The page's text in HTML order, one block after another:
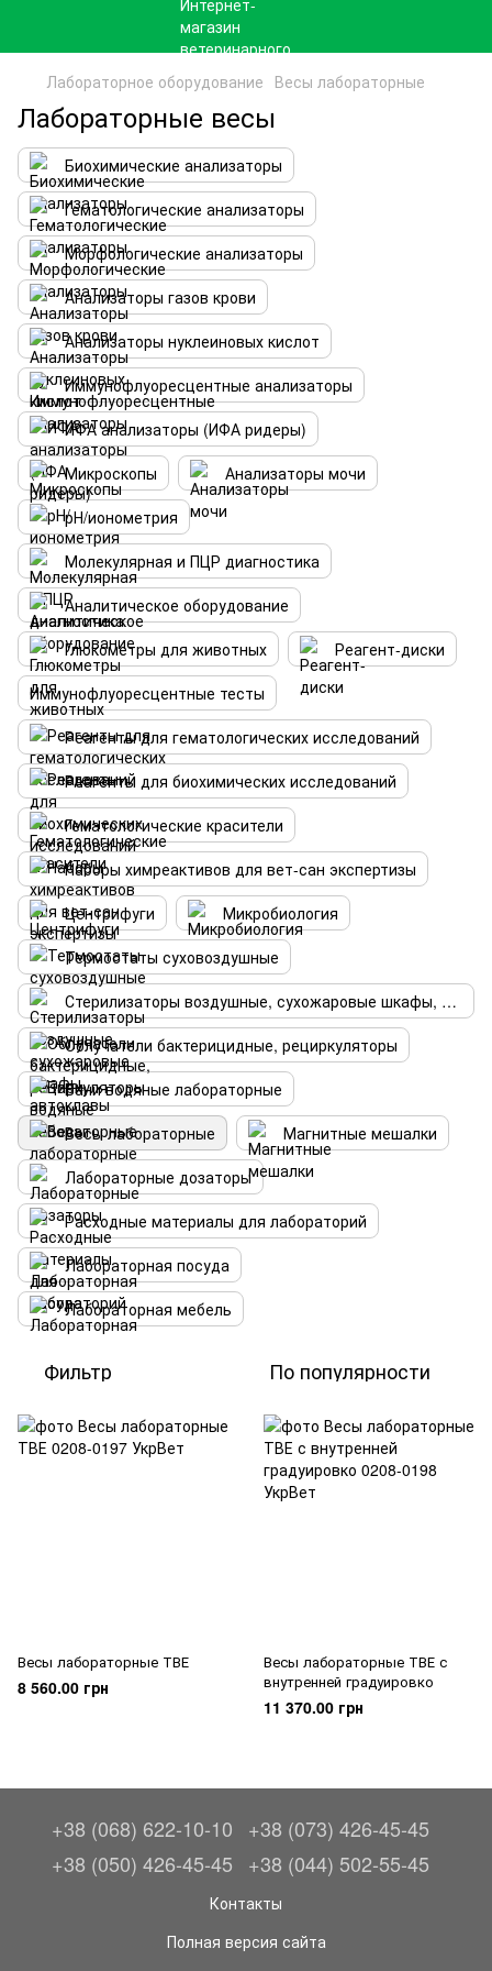
Лабораторное оборудование Весы лабораторные
Лабораторные весы
Биохимические анализаторы
Гематологические анализаторы
Морфологические анализаторы
Анализаторы газов крови
Анализаторы нуклеиновых кислот
Иммунофлуоресцентные анализаторы
ИФА анализаторы (ИФА ридеры)
Микроскопы
Анализаторы мочи
рН/ионометрия
Молекулярная и ПЦР диагностика
Аналитическое оборудование
Глюкометры для животных
Реагент-диски
Иммунофлуоресцентные тесты
Реагенты для гематологических исследований
Реагенты для биохимических исследований
Гематологические красители
Наборы химреактивов для вет-сан экспертизы
Центрифуги
Микробиология
Термостаты суховоздушные
Стерилизаторы воздушные, сухожаровые шкафы, автоклавы
Облучатели бактерицидные, рециркуляторы
Бани водяные лабораторные
Весы лабораторные
Магнитные мешалки
Лабораторные дозаторы
Расходные материалы для лабораторий
Лабораторная посуда
Лабораторная мебель
Фильтр По популярности
Весы лабораторные ТВЕ
8 560.00 грн
Весы лабораторные ТВЕ с
внутренней градуировко
11 370.00 грн
+38 (068) 622-10-10
+38 (073) 426-45-45
+38 (050) 426-45-45
+38 (044) 502-55-45
Контакты
Полная версия сайта